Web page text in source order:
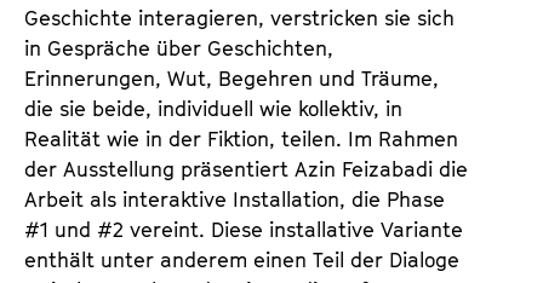
Geschichte interagieren, verstricken sie sich
in Gespräche über Geschichten,
Erinnerungen, Wut, Begehren und Träume,
die sie beide, individuell wie kollektiv, in
Realität wie in der Fiktion, teilen. Im Rahmen
der Ausstellung präsentiert Azin Feizabadi die
Arbeit als interaktive Installation, die Phase
#1 und #2 vereint. Diese installative Variante
enthält unter anderem einen Teil der Dialoge